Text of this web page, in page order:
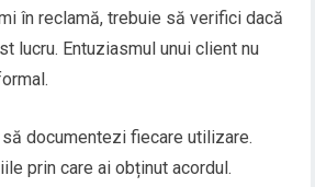
în reclamă, trebuie să verifici dacă
lucru. Entuziasmul unui client nu
documentezi fiecare utilizare.
prin care ai obținut acordul.